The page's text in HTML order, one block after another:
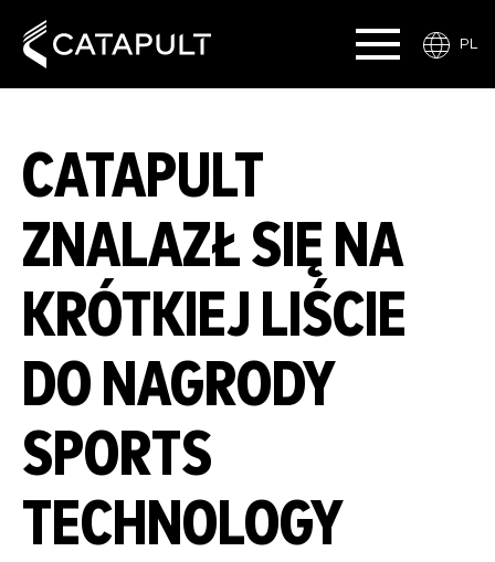
PL
CATAPULT
ZNALAZŁ SIĘ NA
KRÓTKIEJ LIŚCIE
DO NAGRODY
SPORTS
TECHNOLOGY